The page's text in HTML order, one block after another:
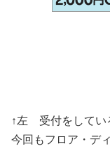
↑左 受付をしてい
今回もフロア・デ